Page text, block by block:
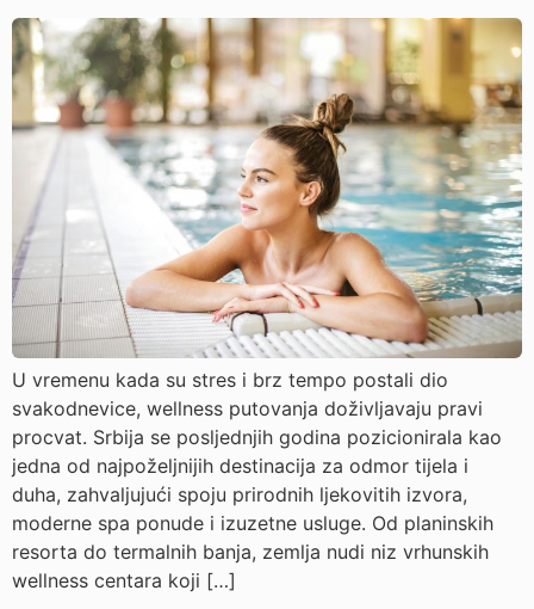
U vremenu kada su stres i brz tempo postali dio
svakodnevice, wellness putovanja doživljavaju pravi
procvat. Srbija se posljednjih godina pozicionirala kao
jedna od najpoželjnijih destinacija za odmor tijela i
duha, zahvaljujući spoju prirodnih ljekovitih izvora,
moderne spa ponude i izuzetne usluge. Od planinskih
resorta do termalnih banja, zemlja nudi niz vrhunskih
wellness centara koji […]